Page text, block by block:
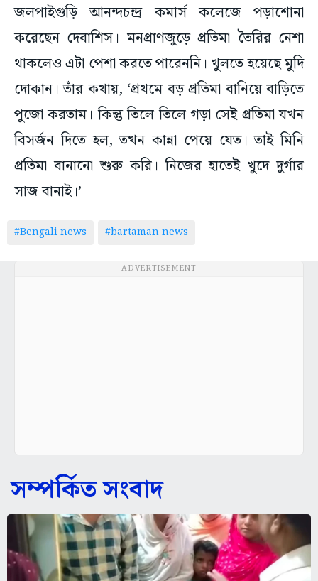
জলপাইগুড়ি আনন্দচন্দ্র কমার্স কলেজে পড়াশোনা
করেছেন দেবাশিস। মনপ্রাণজুড়ে প্রতিমা তৈরির নেশা
থাকলেও এটা পেশা করতে পারেননি। খুলতে হয়েছে মুদি
দোকান। তাঁর কথায়, ‘প্রথমে বড় প্রতিমা বানিয়ে বাড়িতে
পুজো করতাম। কিন্তু তিলে তিলে গড়া সেই প্রতিমা যখন
বিসর্জন দিতে হল, তখন কান্না পেয়ে যেত। তাই মিনি
প্রতিমা বানানো শুরু করি। নিজের হাতেই খুদে দুর্গার
সাজ বানাই।’
#Bengali news #bartaman news
ADVERTISEMENT
সম্পর্কিত সংবাদ